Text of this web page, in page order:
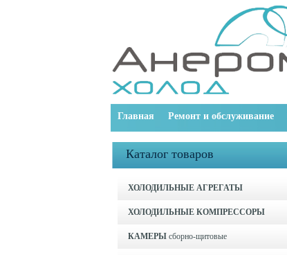
Главная Ремонт и обслуживание
Каталог товаров
ХОЛОДИЛЬНЫЕ АГРЕГАТЫ
ХОЛОДИЛЬНЫЕ КОМПРЕССОРЫ
КАМЕРЫ сборно-щитовые